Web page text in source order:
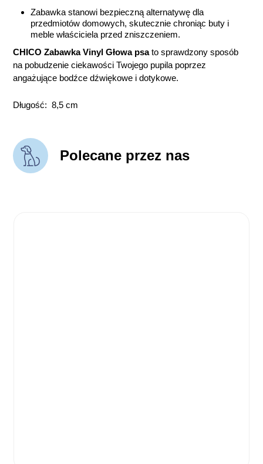
Zabawka stanowi bezpieczną alternatywę dla
przedmiotów domowych, skutecznie chroniąc buty i
meble właściciela przed zniszczeniem.
CHICO Zabawka Vinyl Głowa psato sprawdzony sposób
na pobudzenie ciekawości Twojego pupila poprzez
angażujące bodźce dźwiękowe i dotykowe.
Długość: 8,5 cm
Polecane przez nas